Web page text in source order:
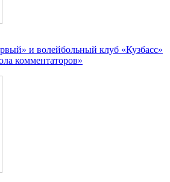
и волейбольный клуб «Кузбасс»
комментаторов»